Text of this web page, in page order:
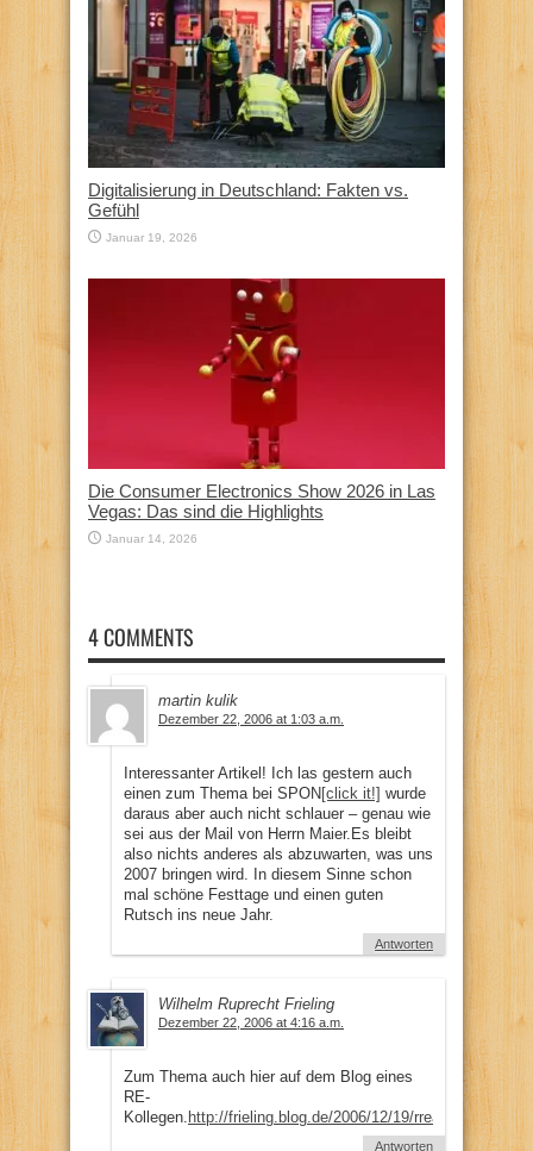
Digitalisierung in Deutschland: Fakten vs.
Gefühl
Januar 19, 2026
Die Consumer Electronics Show 2026 in Las
Vegas: Das sind die Highlights
Januar 14, 2026
4 COMMENTS
martin kulik
Dezember 22, 2006 at 1:03 a.m.
Interessanter Artikel! Ich las gestern auch
einen zum Thema bei SPON[click it!] wurde
daraus aber auch nicht schlauer – genau wie
sei aus der Mail von Herrn Maier.Es bleibt
also nichts anderes als abzuwarten, was uns
2007 bringen wird. In diesem Sinne schon
mal schöne Festtage und einen guten
Rutsch ins neue Jahr.
Antworten
Wilhelm Ruprecht Frieling
Dezember 22, 2006 at 4:16 a.m.
Zum Thema auch hier auf dem Blog eines
RE-
Kollegen. http://frieling.blog.de/2006/12/19/
Antworten